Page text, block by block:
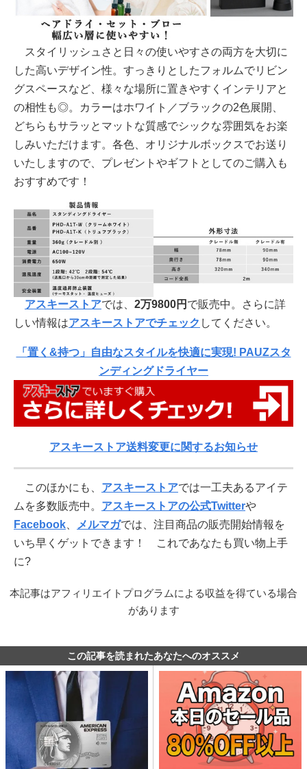
スタイリッシュさと日々の使いやすさの両方を大切に
した高いデザイン性。すっきりとしたフォルムでリビン
グスペースなど、様々な場所に置きやすくインテリアと
の相性も◎。カラーはホワイト／ブラックの2色展開、
どちらもサラッとマットな質感でシックな雰囲気をお楽
しみいただけます。各色、オリジナルボックスでお送り
いたしますので、プレゼントやギフトとしてのご購入も
おすすめです！
アスキーストアでは、 2万9800円 で販売中。さらに詳
しい情報はアスキーストアでチェック してください。
「置く&持つ」自由なスタイルを快適に実現! PAUZスタ
ンディングドライヤー
アスキーストア送料変更に関するお知らせ
このほかにも、 アスキーストアでは一工夫あるアイテ
ムを多数販売中。 アスキーストアの公式Twitterや
Facebook
メルマガでは、注目商品の販売開始情報を
いち早くゲットできます！ これであなたも買い物上手
に?
本記事はアフィリエイトプログラムによる収益を得ている場合
があります
この記事を読まれたあなたへのオススメ